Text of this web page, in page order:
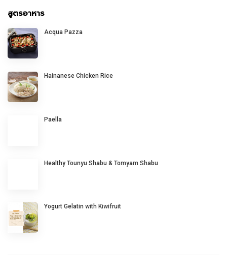
สูตรอาหาร
Acqua Pazza
Hainanese Chicken Rice
Paella
Healthy Tounyu Shabu & Tomyam Shabu
Yogurt Gelatin with Kiwifruit